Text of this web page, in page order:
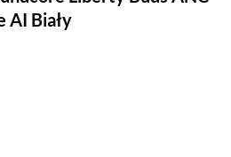
AI Biały